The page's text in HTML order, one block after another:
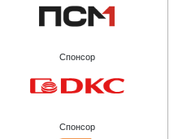
Спонсор
Спонсор